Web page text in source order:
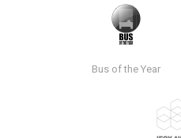
Bus of the Year